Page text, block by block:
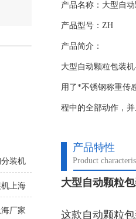
产品名称：大型自
产品型号：ZH
产品简介：
大型自动颗粒包装
用了*不锈钢称重传
程中的全部动作，
产品特性
Product
大型自动颗粒
这款自动颗粒
装机
上海
厂家